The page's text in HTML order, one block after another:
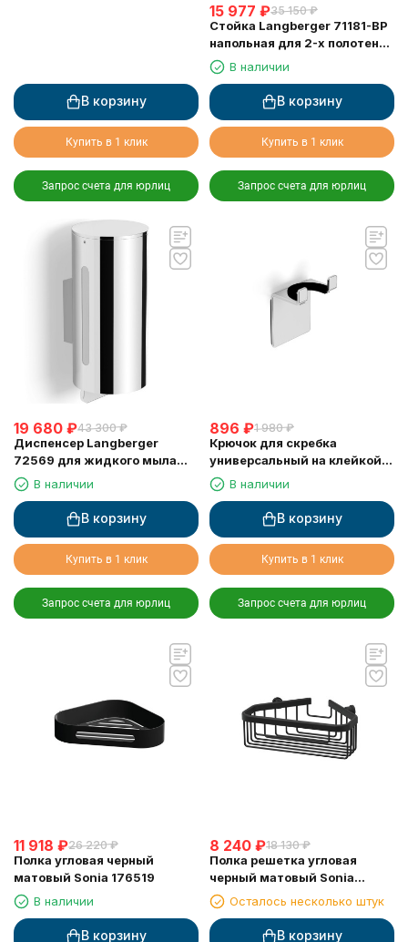
В корзину
Купить в 1 клик
Запрос счета для юрлиц
15 977 ₽35 150 ₽
Стойка Langberger 71181-BP
напольная для 2-х полотенец
чернаяВ наличии
В корзину
Купить в 1 клик
Запрос счета для юрлиц
19 680 ₽43 300 ₽
Диспенсер Langberger
72569 для жидкого мыла
хромированный к стене
круглый 300 мл
В наличии
В корзину
Купить в 1 клик
Запрос счета для юрлиц
896 ₽1 980 ₽
Крючок для скребка
универсальный на клейкой
основе LANGBERGER 75183-
10-00
В наличии
В корзину
Купить в 1 клик
Запрос счета для юрлиц
11 918 ₽26 220 ₽
Полка угловая черный
матовый Sonia 176519
В наличии
В корзину
8 240 ₽18 130 ₽
Полка решетка угловая
черный матовый Sonia
182855Осталось несколько штук
В корзину